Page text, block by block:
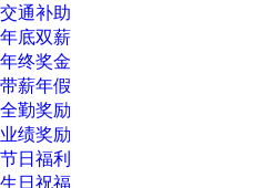
交通补助
年底双薪
年终奖金
带薪年假
全勤奖励
业绩奖励
节日福利
生日祝福